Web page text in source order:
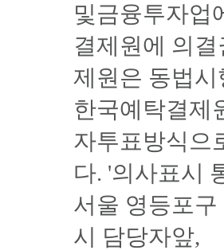
및금융투자업
결제원에 의
제원은 동법
한국예탁결제
자투표방식으
다. '의사표시
서울 영등포
시 담당자앞,